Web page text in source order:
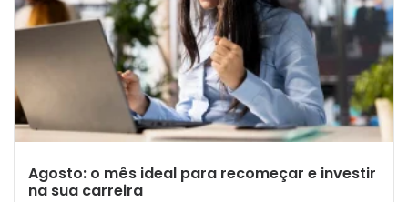
Agosto: o mês ideal para recomeçar e investir
na sua carreira